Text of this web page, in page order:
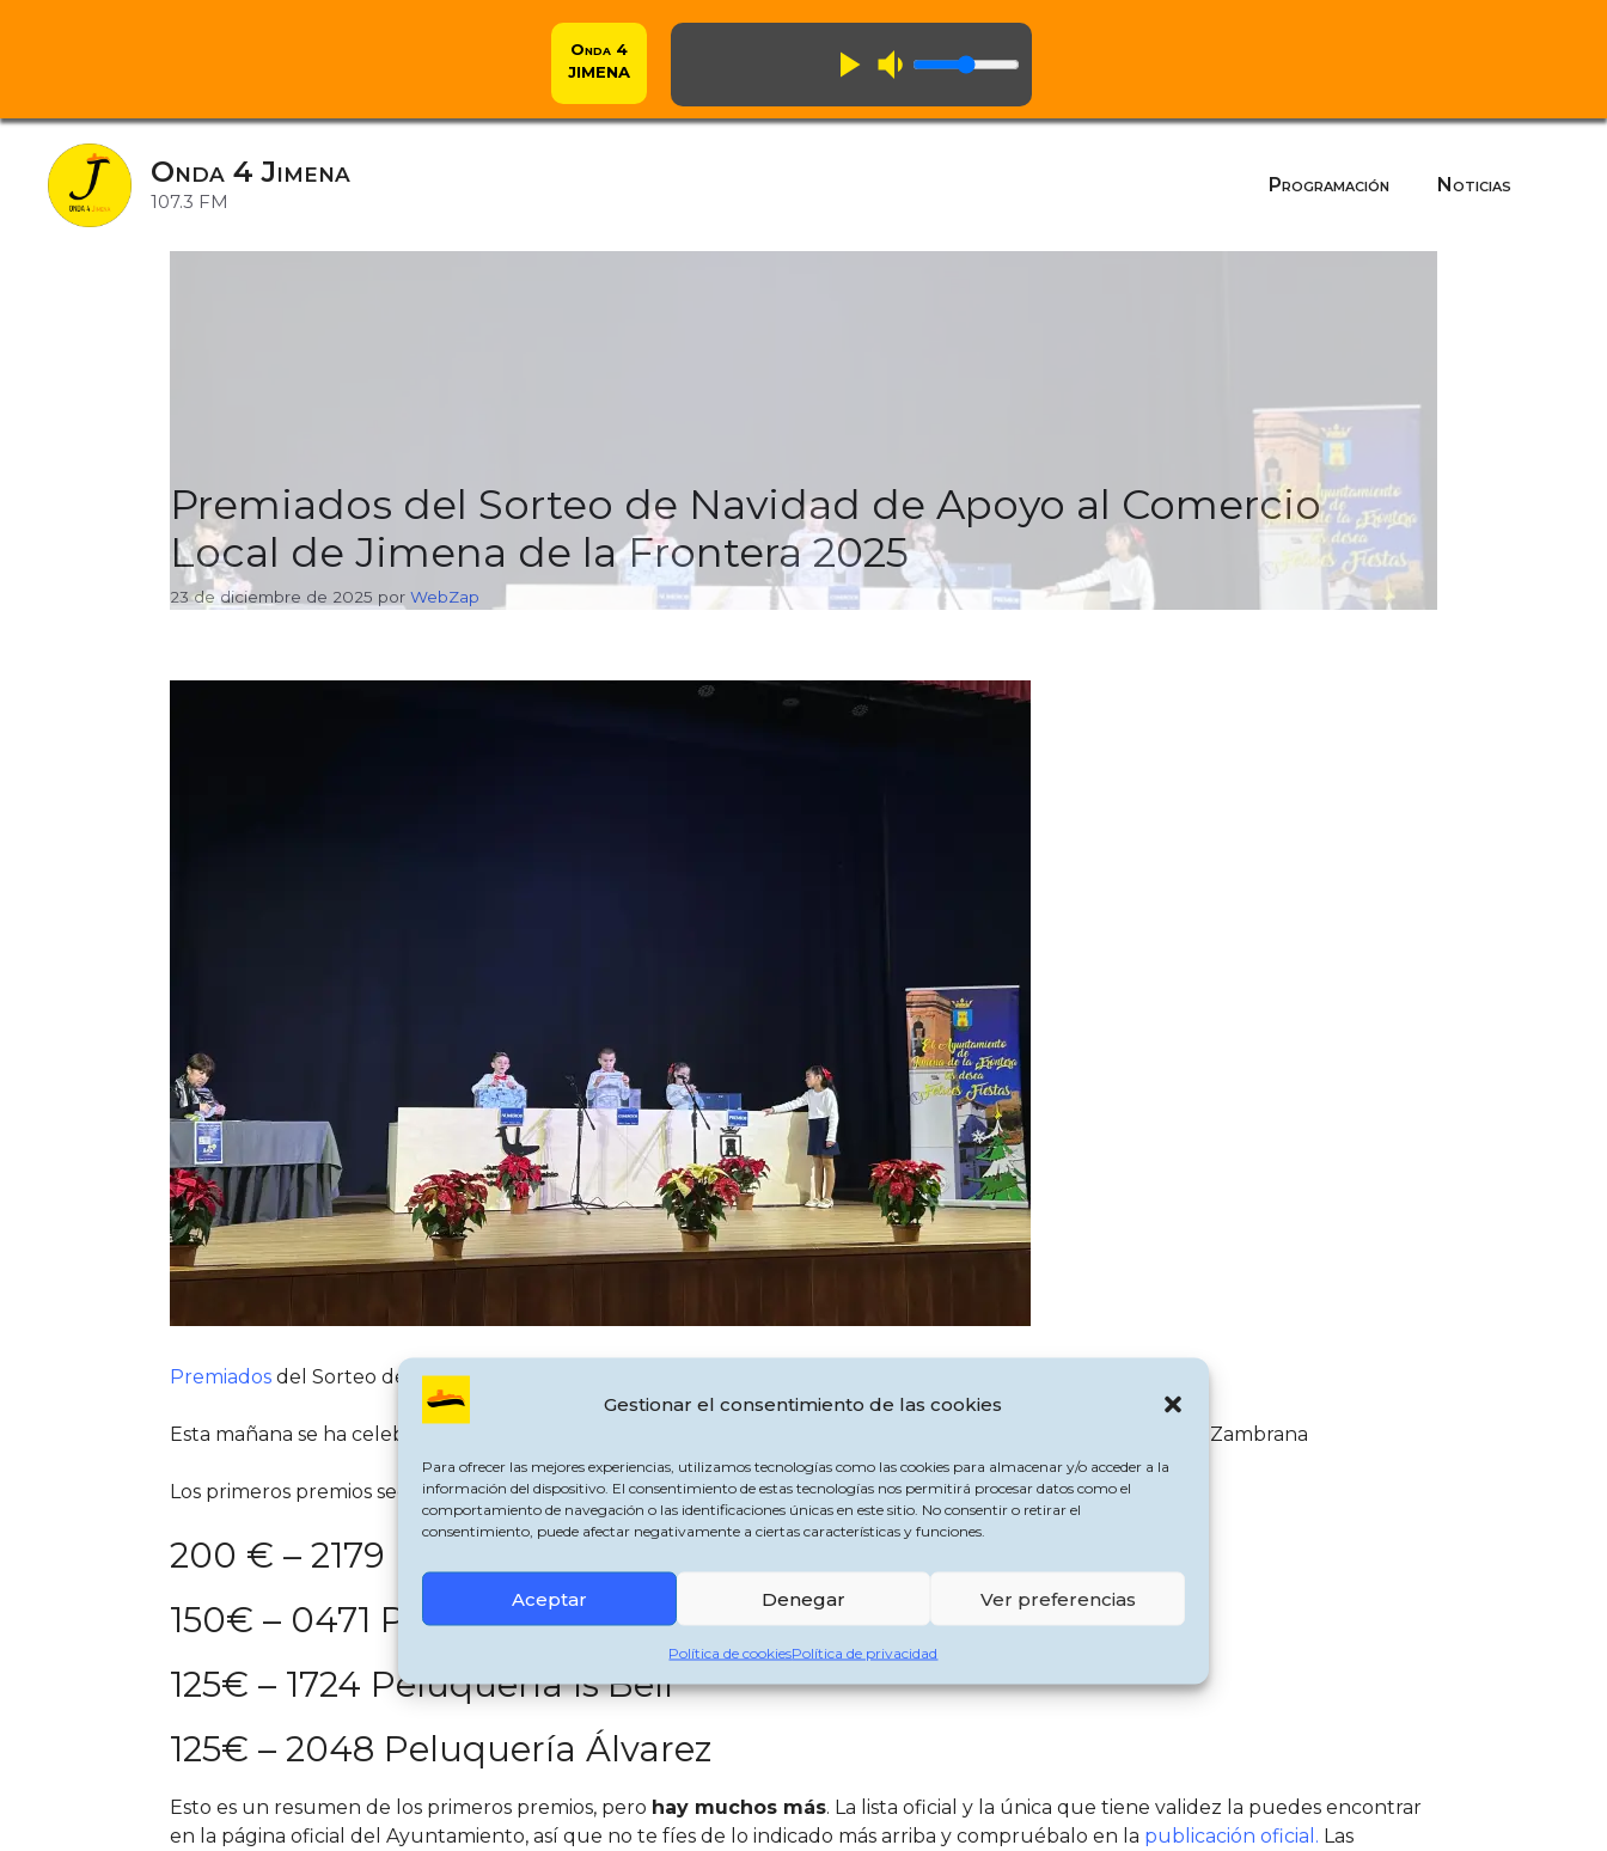
Gestionar el consentimiento de las cookies
Para ofrecer las mejores experiencias, utilizamos tecnologías como las cookies para almacenar y/o acceder a la
información del dispositivo. El consentimiento de estas tecnologías nos permitirá procesar datos como el
comportamiento de navegación o las identificaciones únicas en este sitio. No consentir o retirar el
consentimiento, puede afectar negativamente a ciertas características y funciones.
Aceptar Denegar Ver preferencias
Política de cookiesPolítica de privacidad
Saltar
contenido
Onda 4
JIMENA
play_arrow volume_down
Onda 4 Jimena
107.3 FM
Programación Noticias
Premiados del Sorteo de Navidad de Apoyo al Comercio
Local de Jimena de la Frontera 2025
23 de diciembre de 2025 por WebZap
Premiados del Sorteo de Navidad de Apoyo al Comercio Local de Jimena de la Frontera 2025
Esta mañana se ha celebrado el sorteo de Navidad de Apoyo al Comercio Local en el Teatro Municipal Ramos Zambrana
Los primeros premios según nuestras anotaciones, han sido para los siguientes números:
200 € – 2179 Electrodomésticos Gil Perales
150€ – 0471 Peluquería Paqui Bueno
125€ – 1724 Peluquería Is’Bell
125€ – 2048 Peluquería Álvarez
Esto es un resumen de los primeros premios, pero hay muchos más. La lista oficial y la única que tiene validez la puedes encontrar
en la página oficial del Ayuntamiento, así que no te fíes de lo indicado más arriba y compruébalo en la publicación oficial. Las